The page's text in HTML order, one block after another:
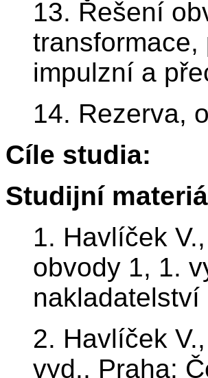
13. Řešení
impulzní a
14. Rezerva,
Cíle studia:
Studijní
1. Havlíček
obvody 1, 1.
nakladatelství
2. Havlíček
vyd., Praha: